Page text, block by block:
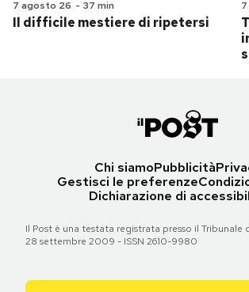
7 agosto 26 - 37 min
Il difficile mestiere di ripetersi
Chi siamoPubblicità
Gestisci le preferenze
Dichiarazione di
Il Post è una testata registrata presso il Tribunale
28 settembre 2009 - ISSN 2610-9980